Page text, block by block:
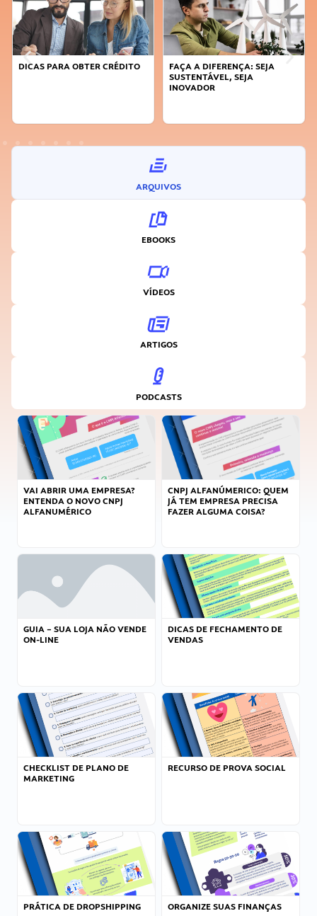
DICAS PARA OBTER CRÉDITO
FAÇA A DIFERENÇA: SEJA
SUSTENTÁVEL, SEJA
INOVADOR
ARQUIVOS
EBOOKS
VÍDEOS
ARTIGOS
PODCASTS
VAI ABRIR UMA EMPRESA?
ENTENDA O NOVO CNPJ
ALFANUMÉRICO
CNPJ ALFANÚMERICO: QUEM
JÁ TEM EMPRESA PRECISA
FAZER ALGUMA COISA?
GUIA – SUA LOJA NÃO VENDE
ON-LINE
DICAS DE FECHAMENTO DE
VENDAS
CHECKLIST DE PLANO DE
MARKETING
RECURSO DE PROVA SOCIAL
PRÁTICA DE DROPSHIPPING ORGANIZE SUAS FINANÇAS